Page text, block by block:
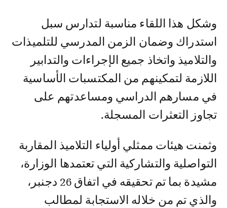
وشكل هذا اللقاء مناسبة لتدارس سبل
استدراك وضمان الزمن المدرسي للتلميذات
والتلاميذ واتخاذ جميع الإجراءات والتدابير
اللازمة لتمكينهم من المكتسبات الأساسية
في مسارهم الدراسي ومساعدتهم على
تجاوز التعثرات المسجلة.
وثمنت هيئات ممثلي أولياء التلاميذ المقاربة
التواصلية والتشاركية التي تعتمدها الوزارة،
مشيدة بما تم تحقيقه في اتفاق 26 دجنبر،
والذي تم من خلاله الاستجابة لمطالب